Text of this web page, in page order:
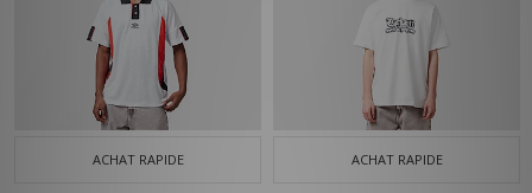
ACHAT RAPIDE ACHAT RAPIDE